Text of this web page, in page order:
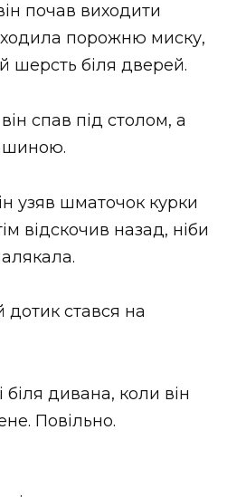
почав виходити
порожню миску,
шерсть біля дверей.
спав під столом, а
узяв шматочок курки
відскочив назад, ніби
стався на
біля дивана, коли він
Повільно.